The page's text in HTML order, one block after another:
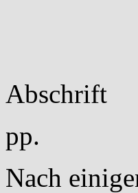
Abschrift
pp.
Nach